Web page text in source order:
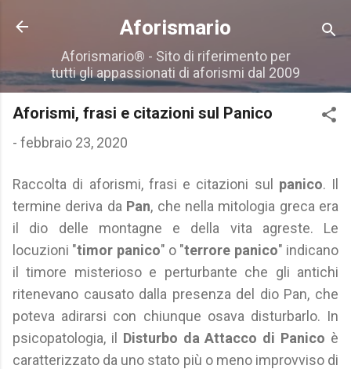
Passa ai contenuti principali
Aforismario
Aforismario® - Sito di riferimento per
tutti gli appassionati di aforismi dal 2009
Aforismi, frasi e citazioni sul Panico
- febbraio 23, 2020
Raccolta di aforismi, frasi e citazioni sul panico. Il
termine deriva da Pan, che nella mitologia greca era
il dio delle montagne e della vita agreste. Le
locuzioni "timor panico" o "terrore panico" indicano
il timore misterioso e perturbante che gli antichi
ritenevano causato dalla presenza del dio Pan, che
poteva adirarsi con chiunque osava disturbarlo. In
psicopatologia, il Disturbo da Attacco di Panico è
caratterizzato da uno stato più o meno improvviso di